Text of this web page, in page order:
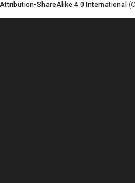
ShareAlike 4.0 International